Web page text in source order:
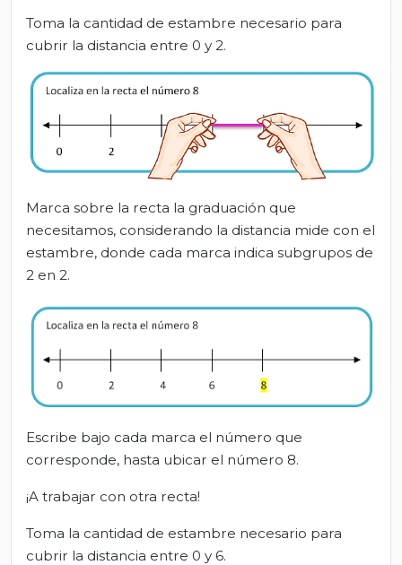
Toma la cantidad de estambre necesario para
cubrir la distancia entre 0 y 2.
Marca sobre la recta la graduación que
necesitamos, considerando la distancia mide con el
estambre, donde cada marca indica subgrupos de
2 en 2.
Escribe bajo cada marca el número que
corresponde, hasta ubicar el número 8.
¡A trabajar con otra recta!
Toma la cantidad de estambre necesario para
cubrir la distancia entre 0 y 6.